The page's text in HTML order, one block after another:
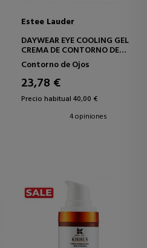
Estee Lauder
DAYWEAR EYE COOLING GEL
CREMA DE CONTORNO DE
OJOS
Contorno de Ojos
23,78 €
Precio habitual 40,00 €
4 opiniones